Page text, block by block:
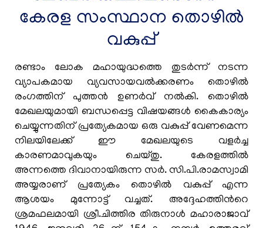
Godowns and Container Freight Stations' in
schedule-Preliminary Notification-reg
Minimum Wages-Employment in
Gymnasiums in schedule-Preliminary
Notification-reg
Minimum Wages-Employment in Paint
Manufacturing Industries in schedule-
Preliminary Notification-reg
To provide seating, safety equipment, and
other basic facilities to security personnel
കേരള സംസ്ഥാന തൊഴിൽ
വകുപ്പ്
രണ്ടാം ലോക മഹായുദ്ധത്തെ തുടര്‍ന്ന് നടന്ന
വ്യാപകമായ വ്യവസായവല്‍ക്കരണം തൊഴില്‍
രംഗത്തിന് പുത്തന്‍ ഉണര്‍വ് നല്‍കി. തൊഴില്‍
മേഖലയുമായി ബന്ധപ്പെട്ട വിഷയങ്ങള്‍ കൈകാര്യം
ചെയ്യുന്നതിന് പ്രത്യേകമായ ഒരു വകുപ്പ് വേണമെന്ന
നിലയിലേക്ക് ഈ മേഖലയുടെ വളര്‍ച്ച
കാരണമാവുകയും ചെയ്തു. കേരളത്തില്‍
അന്നത്തെ ദിവാനായിരുന്ന സര്‍. സി.പി.രാമസ്വാമി
അയ്യരാണ് പ്രത്യേകം തൊഴില്‍ വകുപ്പ് എന്ന
ആശയം മുന്നോട്ട് വച്ചത്. അദ്ദേഹത്തിന്‍റെ
ശ്രമഫലമായി ശ്രീ.ചിത്തിര തിരുനാള്‍ മഹാരാജാവ്